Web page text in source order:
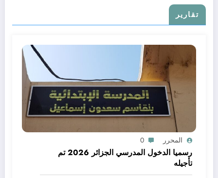
تقارير
المحرر 0
رسميا الدخول المدرسي الجزائر 2026 تم
تأجيله